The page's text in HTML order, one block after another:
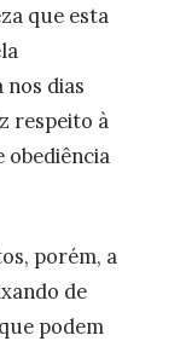
que esta
nos dias
respeito à
obediência
porém, a
de
podem